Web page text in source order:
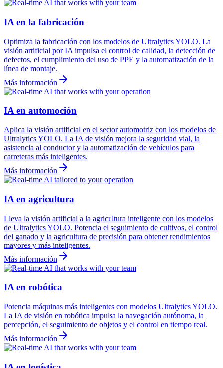
IA en la fabricación
Optimiza la fabricación con los modelos de Ultralytics YOLO. La
visión artificial por IA impulsa el control de calidad, la detección de
defectos, el cumplimiento del uso de PPE y la automatización de la
línea de montaje.
Más información
IA en automoción
Aplica la visión artificial en el sector automotriz con los modelos de
Ultralytics YOLO. La IA de visión mejora la seguridad vial, la
asistencia al conductor y la automatización de vehículos para
carreteras más inteligentes.
Más información
IA en agricultura
Lleva la visión artificial a la agricultura inteligente con los modelos
de Ultralytics YOLO. Potencia el seguimiento de cultivos, el control
del ganado y la agricultura de precisión para obtener rendimientos
mayores y más inteligentes.
Más información
IA en robótica
Potencia máquinas más inteligentes con modelos Ultralytics YOLO.
La IA de visión en robótica impulsa la navegación autónoma, la
percepción, el seguimiento de objetos y el control en tiempo real.
Más información